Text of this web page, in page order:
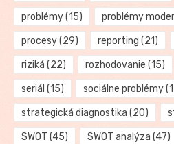
problémy(15) problémy
procesy(29) reporting (21)
riziká (22) rozhodovanie (15)
seriál (15) sociálne problémy
strategická diagnostika (20)
SWOT (45) SWOT analýza (47)